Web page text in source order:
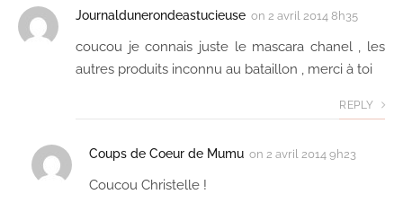
Journaldunerondeastucieuse on 2 avril 2014 8h35
coucou je connais juste le mascara chanel , les
autres produits inconnu au bataillon , merci à toi
REPLY
Coups de Coeur de Mumu on 2 avril 2014 9h23
Coucou Christelle !